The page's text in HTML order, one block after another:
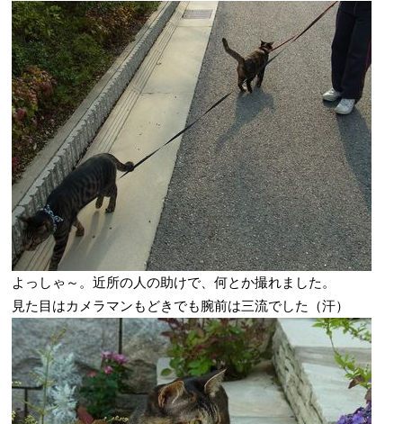
よっしゃ～。近所の人の助けで、何とか撮れました。
見た目はカメラマンもどきでも腕前は三流でした（汗）